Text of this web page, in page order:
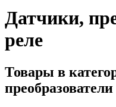
Датчики,
реле
Товары в